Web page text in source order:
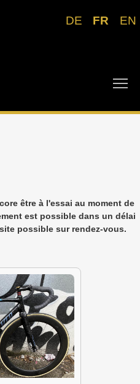
DE FR EN
être à l'essai au moment de
est possible dans un délai
possible sur rendez-vous.